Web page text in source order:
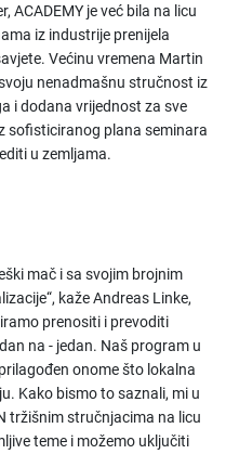
ACADEMY je već bila na licu
iz industrije prenijela
Većinu vremena Martin
nenadmašnu stručnost iz
i dodana vrijednost za sve
sofisticiranog plana seminara
u zemljama.
mač i sa svojim brojnim
kaže Andreas Linke,
prenositi i prevoditi
na - jedan. Naš program u
onome što lokalna
Kako bismo to saznali, mi u
tržišnim stručnjacima na licu
teme i možemo uključiti